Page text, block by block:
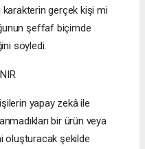
karakterin gerçek kişi mi
şeffaf biçimde
söyledi.
yapay zekâ ile
bir ürün veya
oluşturacak şekilde